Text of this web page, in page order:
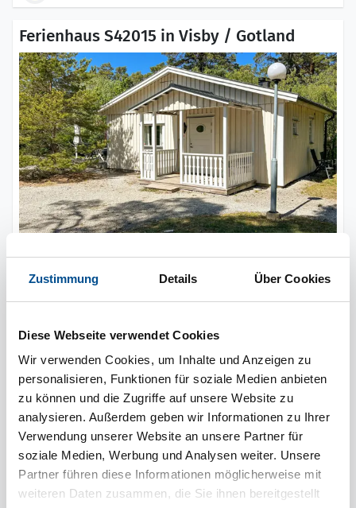
Zustimmung Details Über Cookies
Diese Webseite verwendet Cookies
Wir verwenden Cookies, um Inhalte und Anzeigen zu
personalisieren, Funktionen für soziale Medien anbieten
zu können und die Zugriffe auf unsere Website zu
analysieren. Außerdem geben wir Informationen zu Ihrer
Verwendung unserer Website an unsere Partner für
soziale Medien, Werbung und Analysen weiter. Unsere
Partner führen diese Informationen möglicherweise mit
weiteren Daten zusammen, die Sie ihnen bereitgestellt
Ferienhaus S42015 in Visby / Gotland
pro Woche ab
632 €
4 Personen
keine Haustiere
700 m zum Wasser
Novasol novs42015
1